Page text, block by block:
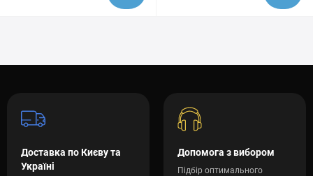
Доставка по Києву та
Україні
Допомога з вибором
Підбір оптимального